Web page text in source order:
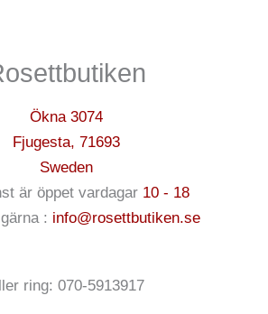
Ökna 3074
Fjugesta, 71693
Sweden
är öppet vardagar 10 - 18
: info@rosettbutiken.se
ring: 070-5913917